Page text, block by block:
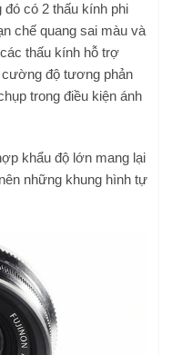
đó có 2 thấu kính phi
chế quang sai màu và
thấu kính hỗ trợ
độ tương phản
trong điều kiện ánh
khẩu độ lớn mang lại
những khung hình tự